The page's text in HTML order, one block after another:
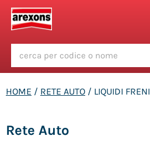
HOME / RETE AUTO / LIQUIDI FRENI
Rete Auto